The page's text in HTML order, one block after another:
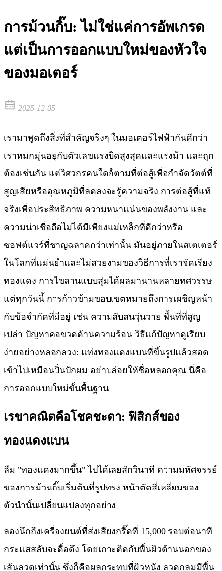
การม้วนกิ๊บ: ไม่ใช่แค่การอัพเกรด
แต่เป็นการออกแบบใหม่ของหัวใจ
ของมอเตอร์​
2025-12-05
เรามาพูดถึงสิ่งที่สำคัญจริงๆ ในมอเตอร์ไฟฟ้ากันดีกว่า
เราหมกมุ่นอยู่กับตัวเลขแรงบิดสูงสุดและแรงม้า และถูก
ต้องเช่นกัน แต่วิศวกรคนใดก็ตามที่ต่อสู้เพื่อกำจัดวัตต์ที่
สูญเสียหรืออุณหภูมิที่ลดลงจะรู้ความจริง การต่อสู้ที่แท้
จริงเพื่อประสิทธิภาพ ความหนาแน่นของพลังงาน และ
ความน่าเชื่อถือไม่ได้มีเพียงแม่เหล็กที่ดีกว่าหรือ
ซอฟต์แวร์ที่ชาญฉลาดกว่าเท่านั้น มันอยู่ภายในสเตเตอร์
ในโลกที่แม่นยำและไม่สวยงามของวิธีการที่เราจัดเรียง
ทองแดง การไขลานแบบสุ่มได้ผลมานานหลายทศวรรษ
แต่ทุกวันนี้ การก้าวข้ามขอบเขตหมายถึงการเผชิญหน้า
กับข้อจำกัดที่มีอยู่ เช่น ความสับสนวุ่นวาย พื้นที่ที่สูญ
เปล่า ปัญหาคอขวดด้านความร้อน วิธีแก้ปัญหาดูเรียบ
ง่ายอย่างหลอกลวง: แท่งทองแดงแบนที่ขึ้นรูปแล้วสอด
เข้าไปเหมือนปิ่นปักผม อย่าปล่อยให้ชื่อหลอกคุณ นี่คือ
การออกแบบใหม่ขั้นพื้นฐาน
เรขาคณิตคือโชคชะตา: ฟิสิกส์ของ
ทองแดงแบน
ลืม "ทองแดงมากขึ้น" ไปได้เลยสักวินาที ความมหัศจรรย์
ของการม้วนกิ๊บเริ่มต้นที่รูปทรง หน้าตัดสี่เหลี่ยมของ
ตัวนำนั้นเปลี่ยนแปลงทุกอย่าง
ลองนึกถึงเครื่องยนต์ที่ส่งเสียงกรี๊ดที่ 15,000 รอบต่อนาที
กระแสสลับจะดื้อดึง โดยเกาะติดกับพื้นผิวด้านนอกของ
เส้นลวดเท่านั้น ซึ่งก็คือผลกระทบที่ผิวหนัง ลวดกลมมีพื้น